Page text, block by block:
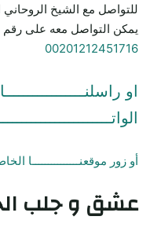
للتواصل مع الشيخ
يمكن التواصل معه على
00201212451716
او
أو زور موقعنـــــــــــــــا
عشق و جلب